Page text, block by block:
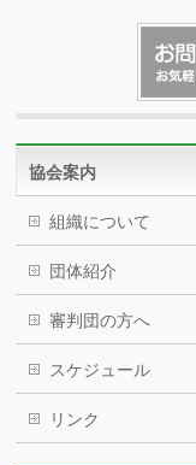
協会案内
組織について
団体紹介
審判団の方へ
スケジュール
リンク